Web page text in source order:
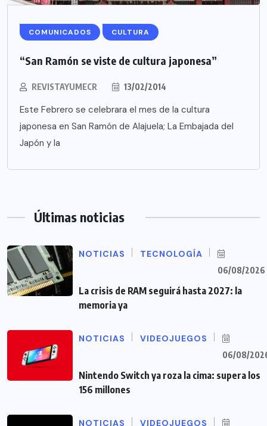
COMUNICADOS CULTURA
“San Ramón se viste de cultura japonesa”
REVISTAYUMECR 13/02/2014
Este Febrero se celebrara el mes de la cultura
japonesa en San Ramón de Alajuela; La Embajada del
Japón y la
Últimas noticias
NOTICIAS TECNOLOGÍA
06/08/2026
La crisis de RAM seguirá hasta 2027: la
memoria ya
NOTICIAS VIDEOJUEGOS
06/08/
Nintendo Switch ya roza la cima: supera los
156 millones
NOTICIAS VIDEOJUEGOS